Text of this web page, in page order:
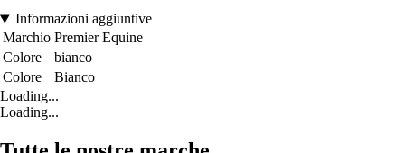
Informazioni aggiuntive
Marchio Premier Equine
Colore
bianco
Colore
Bianco
Loading...
Loading...